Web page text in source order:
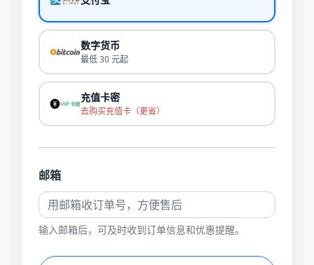
数字货币
最低 30 元起
充值卡密
去购买充值卡（更省）
邮箱
输入邮箱后，可及时收到订单信息和优惠提醒。